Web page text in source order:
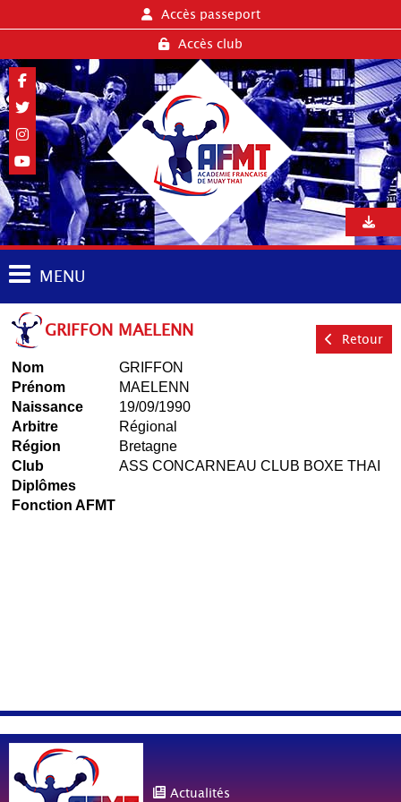
Accès passeport
Accès club
MENU
GRIFFON MAELENN Retour
Nom
GRIFFON
Prénom
MAELENN
Naissance
19/09/1990
Arbitre
Régional
Région
Bretagne
Club
ASS CONCARNEAU CLUB BOXE THAI
Diplômes
Fonction AFMT
Actualités